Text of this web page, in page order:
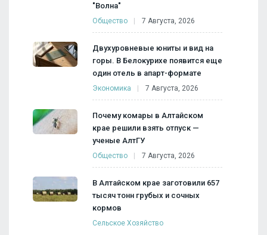
"Волна"
Общество 7 Августа, 2026
Двухуровневые юниты и вид на
горы. В Белокурихе появится еще
один отель в апарт-формате
Экономика 7 Августа, 2026
Почему комары в Алтайском
крае решили взять отпуск —
ученые АлтГУ
Общество 7 Августа, 2026
В Алтайском крае заготовили 657
тысяч тонн грубых и сочных
кормов
Сельское Хозяйство